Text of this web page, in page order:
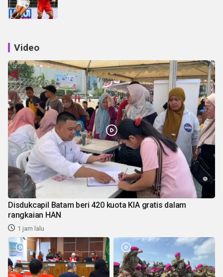
Video
Disdukcapil Batam beri 420 kuota KIA gratis dalam
rangkaian HAN
1 jam lalu